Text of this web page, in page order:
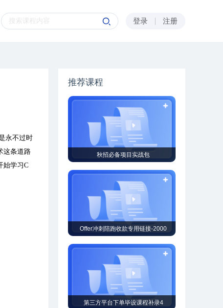
登录 注册
永不过时
这条道路
始学习 C
推荐课程
秋招必备项目实战包
Offer冲刺陪跑收款专用链接-2000
第三方平台下单毕设课程补录4